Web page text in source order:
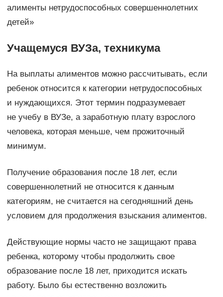
алименты нетрудоспособных совершеннолетних
детей»
Учащемуся ВУЗа, техникума
На выплаты алиментов можно рассчитывать, если
ребенок относится к категории нетрудоспособных
и нуждающихся. Этот термин подразумевает
не учебу в ВУЗе, а заработную плату взрослого
человека, которая меньше, чем прожиточный
минимум.
Получение образования после 18 лет, если
совершеннолетний не относится к данным
категориям, не считается на сегодняшний день
условием для продолжения взыскания алиментов.
Действующие нормы часто не защищают права
ребенка, которому чтобы продолжить свое
образование после 18 лет, приходится искать
работу. Было бы естественно возложить